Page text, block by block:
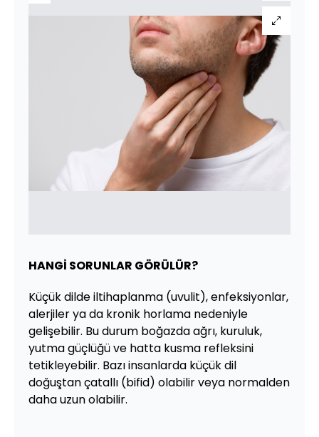
HANGİ SORUNLAR GÖRÜLÜR?
Küçük dilde iltihaplanma (uvulit), enfeksiyonlar,
alerjiler ya da kronik horlama nedeniyle
gelişebilir. Bu durum boğazda ağrı, kuruluk,
yutma güçlüğü ve hatta kusma refleksini
tetikleyebilir. Bazı insanlarda küçük dil
doğuştan çatallı (bifid) olabilir veya normalden
daha uzun olabilir.